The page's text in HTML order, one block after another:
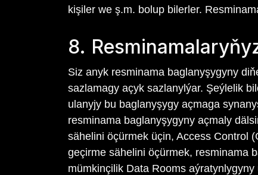
kişiler we ş.m. bolup bilerler.
8.
Siz anyk resminama baglanyşygyny
sazlamagy açyk sazlanylýar. Şeýlelik
ulanyjy bu baglanyşygy açmaga
resminama baglanyşygyny açmaly
sähelini öçürmek üçin, Access Control
geçirme sähelini öçürmek, resminama
mümkinçilik Data Rooms